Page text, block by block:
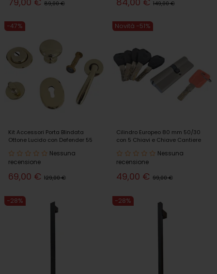
89,00 € 149,00 €
-47%
Kit Accessori Porta Blindata
Ottone Lucido con Defender 55
Nessuna
recensione
69,00 € 129,00 €
Novità -51%
Cilindro Europeo 80 mm 50/30
con 5 Chiavi e Chiave Cantiere
Nessuna
recensione
49,00 € 99,00 €
-28% -28%